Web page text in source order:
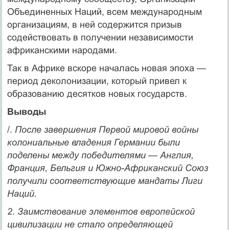
Объединенных Наций, всем международным
организациям, в ней содержится призыв
содействовать в получении независимости
африканскими народами.
Так в Африке вскоре началась новая эпоха —
период деколониза­ции, который привел к
образованию десятков новых государств.
Выводы
/. После завершения Первой мировой войны
колониальные владения Германии были
поделены между победителями — Англия,
Франция, Бельгия и Южно-Африканский Союз
получили соответствующие мандаты Лиги
Наций.
2. Заимствование элементов европейской
цивилизации не стало определяющей